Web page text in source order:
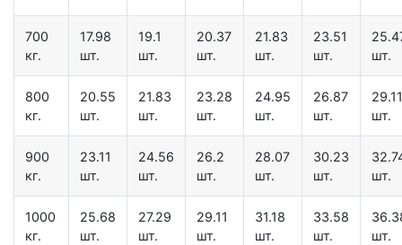
700
кг.
17.98
шт.
19.1
шт.
20.37
шт.
21.83
шт.
23.51
шт.
шт.
800
кг.
20.55
шт.
21.83
шт.
23.28
шт.
24.95
шт.
26.87
шт.
29.11
шт.
900
кг.
23.11
шт.
24.56
шт.
26.2
шт.
28.07
шт.
30.23
шт.
шт.
1000
кг.
25.68
шт.
27.29
шт.
29.11
шт.
31.18
шт.
33.58
шт.
шт.